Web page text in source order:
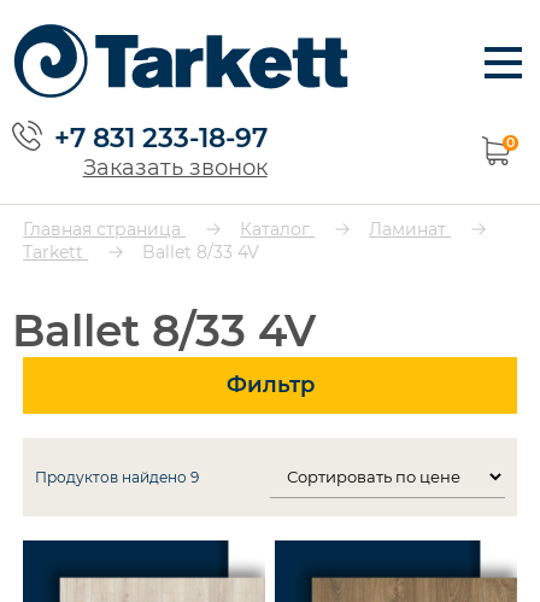
+7 831 233-18-97
Заказать звонок
0
Главная страница Каталог
Ламинат
Tarkett
Ballet 8/33 4V
Ballet 8/33 4V
Фильтр
Продуктов найдено9